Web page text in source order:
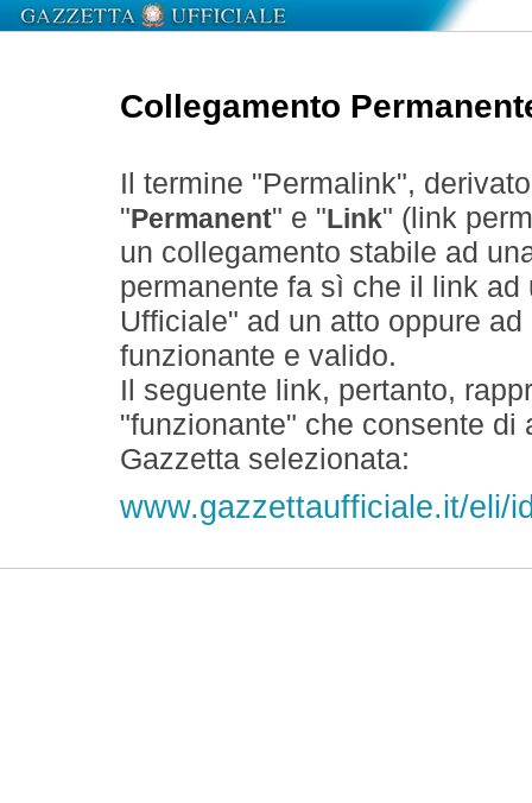
Collegamento
Il termine "Permalink",
" Permanent" e " Link" (link
un collegamento stabile ad
permanente fa sì che il link
Ufficiale" ad un atto oppure
funzionante e valido.
Il seguente link, pertanto,
"funzionante" che consente
Gazzetta selezionata:
www.gazzettaufficiale.it/eli/